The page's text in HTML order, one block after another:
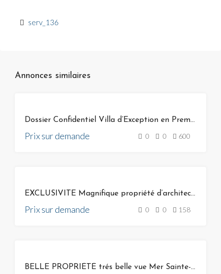
serv_136
Annonces similaires
Dossier Confidentiel Villa d’Exception en Première Ligne
Prix sur demande 0 0 600
EXCLUSIVITE Magnifique propriété d’architecte unique à Bonifacio sur Golf de Spérone Corse
Prix sur demande 0 0 158
BELLE PROPRIÉTÉ trés belle vue Mer Sainte-Lucie-de-Porto-Vecchio